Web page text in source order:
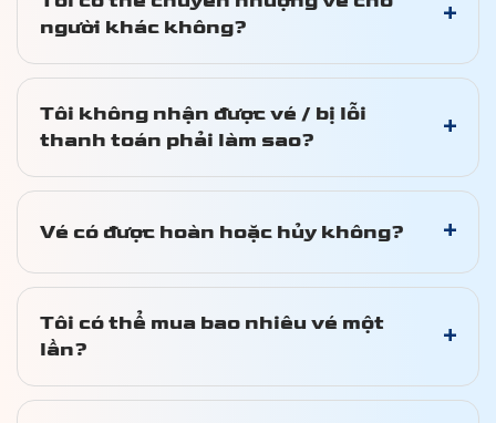
người khác không?
+
Tôi không nhận được vé / bị lỗi
thanh toán phải làm sao?
+
Vé có được hoàn hoặc hủy không? +
Tôi có thể mua bao nhiêu vé một
lần?
+